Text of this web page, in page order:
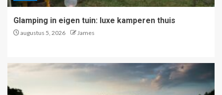
Glamping in eigen tuin: luxe kamperen thuis
augustus 5, 2026 James